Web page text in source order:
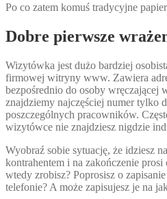
Po co zatem komuś tradycyjne
Dobre pierwsze
Wizytówka jest dużo bardziej
firmowej witryny www. Zawiera
bezpośrednio do osoby
znajdziemy najczęściej numer tylko
poszczególnych pracowników.
wizytówce nie znajdziesz nigdzie
Wyobraź sobie sytuację, że idziesz
kontrahentem i na zakończenie
wtedy zrobisz? Poprosisz o
telefonie? A może zapisujesz je na